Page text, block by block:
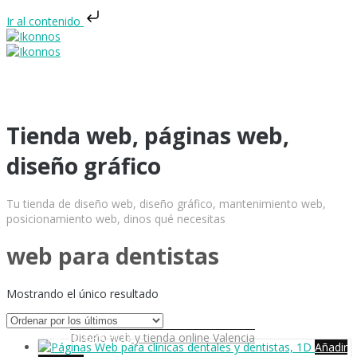
Ir al contenido
DISEÑO WEB
Diseño web y tienda online Valencia
DISEÑO GRÁFICO
Tienda web, páginas web,
diseño gráfico
Tu tienda de diseño web, diseño gráfico, mantenimiento web,
posicionamiento web, dinos qué necesitas
web para dentistas
Mostrando el único resultado
Añadir